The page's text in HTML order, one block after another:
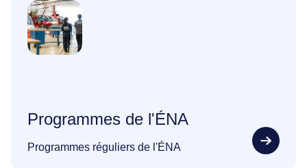
Programmes de l'ÉNA
Programmes réguliers de l'ÉNA